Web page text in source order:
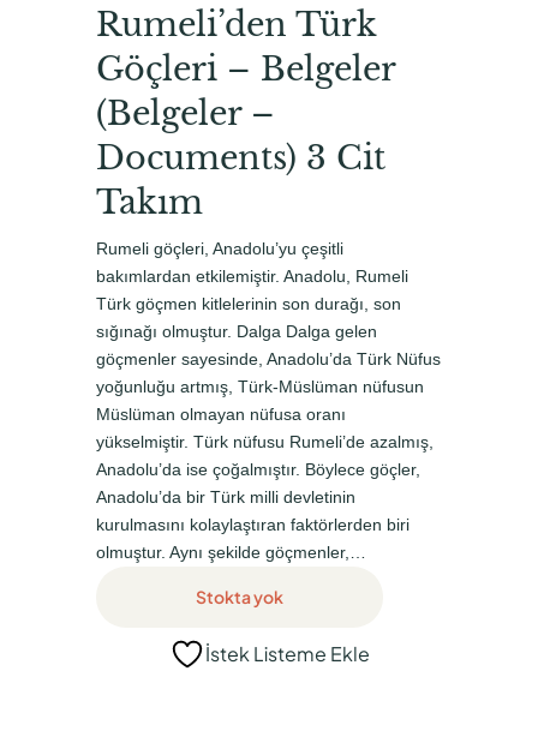
r
i
n
a
f
i
y
a
t
:
₺
9
0
u
a
n
d
a
k
f
i
y
a
t
:
₺
0
,
Rumeli’den Türk
Göçleri – Belgeler
(Belgeler –
Documents) 3 Cit
Takım
Rumeli göçleri, Anadolu’yu çeşitli
bakımlardan etkilemiştir. Anadolu, Rumeli
Türk göçmen kitlelerinin son durağı, son
sığınağı olmuştur. Dalga Dalga gelen
göçmenler sayesinde, Anadolu’da Türk Nüfus
yoğunluğu artmış, Türk-Müslüman nüfusun
Müslüman olmayan nüfusa oranı
yükselmiştir. Türk nüfusu Rumeli’de azalmış,
Anadolu’da ise çoğalmıştır. Böylece göçler,
Anadolu’da bir Türk milli devletinin
kurulmasını kolaylaştıran faktörlerden biri
olmuştur. Aynı şekilde göçmenler,…
Stokta yok
İstek Listeme Ekle